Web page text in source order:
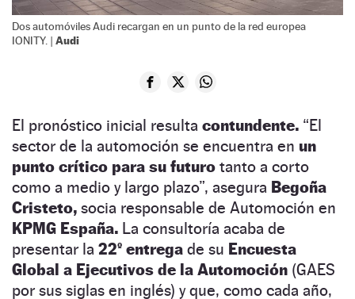
Dos automóviles Audi recargan en un punto de la red europea
IONITY. | Audi
El pronóstico inicial resulta contundente. “El
sector de la automoción se encuentra en un
punto crítico para su futuro tanto a corto
como a medio y largo plazo”, asegura Begoña
Cristeto, socia responsable de Automoción en
KPMG España. La consultoría acaba de
presentar la 22º entrega de su Encuesta
Global a Ejecutivos de la Automoción (GAES
por sus siglas en inglés) y que, como cada año,